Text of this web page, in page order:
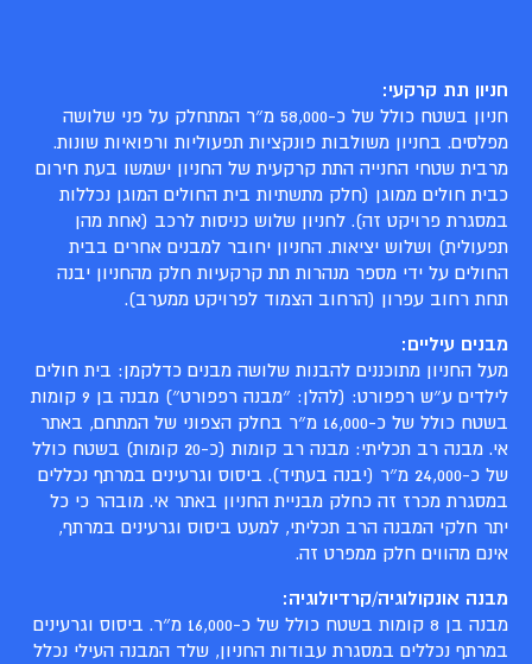
חניון תת קרקעי:
חניון בשטח כולל של כ-58,000 מ״ר המתחלק על פני שלושה
מפלסים. בחניון משולבות פונקציות תפעוליות ורפואיות שונות.
מרבית שטחי החנייה התת קרקעית של החניון ישמשו בעת חירום
כבית חולים ממוגן (חלק מתשתיות בית החולים המוגן נכללות
במסגרת פרויקט זה). לחניון שלוש כניסות לרכב (אחת מהן
תפעולית) ושלוש יציאות. החניון יחובר למבנים אחרים בבית
החולים על ידי מספר מנהרות תת קרקעיות חלק מהחניון יבנה
תחת רחוב עפרון (הרחוב הצמוד לפרויקט ממערב).
מבנים עיליים:
מעל החניון מתוכננים להבנות שלושה מבנים כדלקמן: בית חולים
לילדים ע״ש רפפורט: (להלן: ״מבנה רפפורט״) מבנה בן 9 קומות
בשטח כולל של כ-16,000 מ״ר בחלק הצפוני של המתחם, באתר
אי. מבנה רב תכליתי: מבנה רב קומות (כ-20 קומות) בשטח כולל
של כ-24,000 מ״ר (יבנה בעתיד). ביסוס וגרעינים במרתף נכללים
במסגרת מכרז זה כחלק מבניית החניון באתר אי. מובהר כי כל
יתר חלקי המבנה הרב תכליתי, למעט ביסוס וגרעינים במרתף,
אינם מהווים חלק ממפרט זה.
מבנה אונקולוגיה/קרדיולוגיה:
מבנה בן 8 קומות בשטח כולל של כ-16,000 מ״ר. ביסוס וגרעינים
במרתף נכללים במסגרת עבודות החניון, שלד המבנה העילי נכלל